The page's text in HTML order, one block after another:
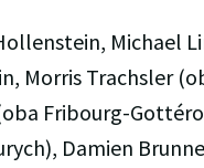
Michael
Morris Trachsler
Fribourg-
Damien